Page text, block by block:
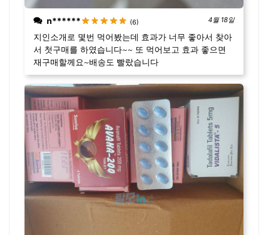
n****** (6) 4월 18일
지인소개로 몇번 먹어봤는데 효과가 너무 좋아서 찾아
서 첫구매를 하였습니다~~ 또 먹어보고 효과 좋으면
재구매할께요~배송도 빨랐습니다